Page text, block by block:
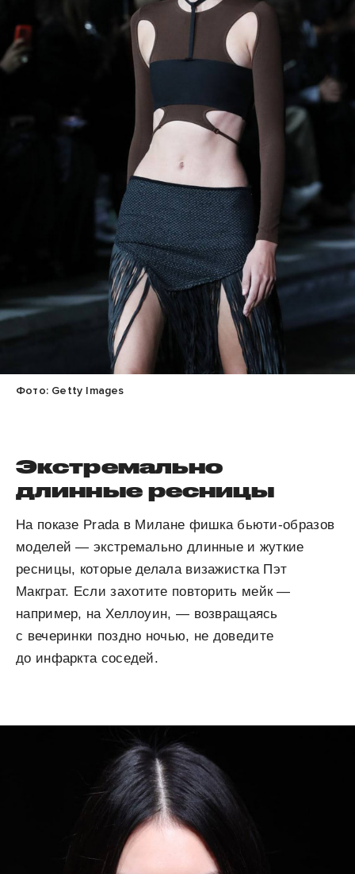
Фото: Getty Images
Экстремально
длинные ресницы
На показе Prada в Милане фишка бьюти-образов
моделей — экстремально длинные и жуткие
ресницы, которые делала визажистка Пэт
Макграт. Если захотите повторить мейк —
например, на Хеллоуин, — возвращаясь
с вечеринки поздно ночью, не доведите
до инфаркта соседей.